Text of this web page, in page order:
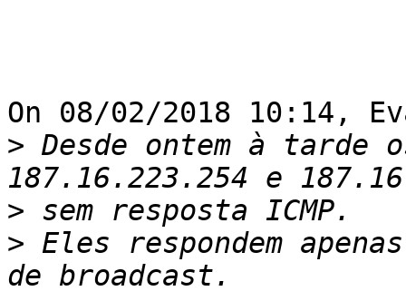
On 08/02/2018 10:14,
> Desde ontem à tarde
>
> Eles respondem